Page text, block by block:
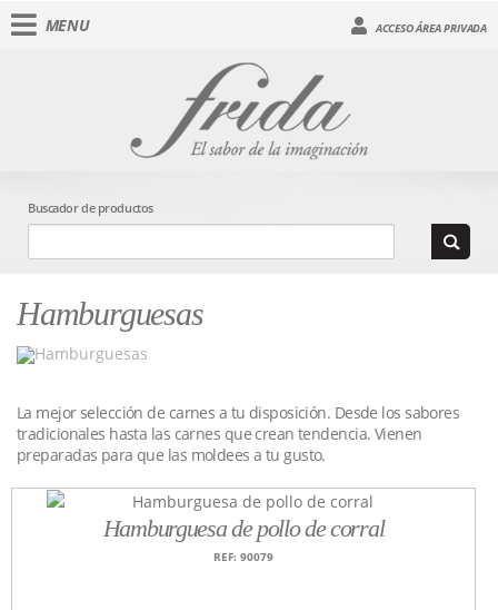
MENU ACCESO ÁREA PRIVADA
Buscador de productos
Hamburguesas
La mejor selección de carnes a tu disposición. Desde los sabores
tradicionales hasta las carnes que crean tendencia. Vienen
preparadas para que las moldees a tu gusto.
Hamburguesa de pollo de corral
REF: 90079